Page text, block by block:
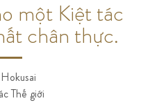
một Kiệt tác
chân thực.
Thế giới